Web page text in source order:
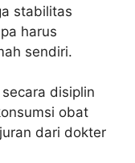
stabilitas
harus
sendiri.
disiplin
obat
dari dokter